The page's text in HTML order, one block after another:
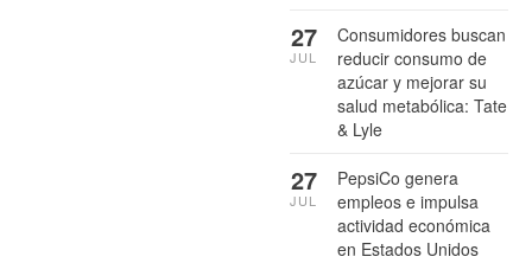
Consumidores buscan
reducir consumo de
azúcar y mejorar su
salud metabólica: Tate
& Lyle
27
JUL
PepsiCo genera
empleos e impulsa
actividad económica
en Estados Unidos
27
JUL